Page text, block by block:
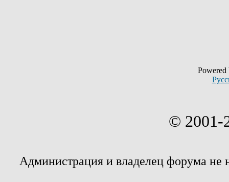
© 2001-
Администрация и владелец форума не